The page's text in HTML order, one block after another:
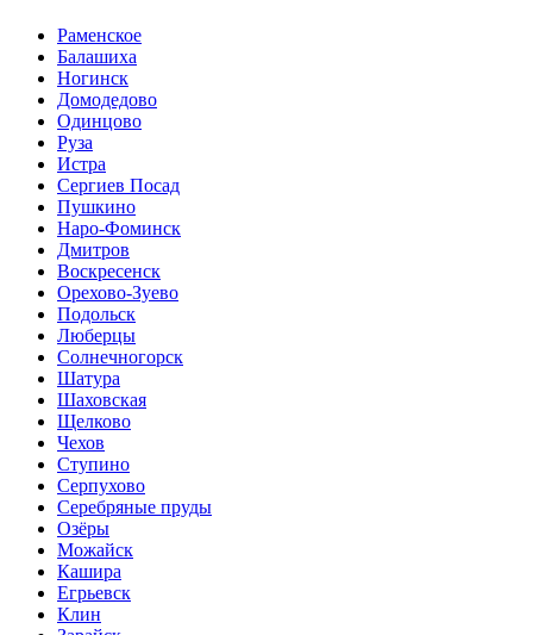
Раменское
Балашиха
Ногинск
Домодедово
Одинцово
Руза
Истра
Сергиев Посад
Пушкино
Наро-Фоминск
Дмитров
Воскресенск
Орехово-Зуево
Подольск
Люберцы
Солнечногорск
Шатура
Шаховская
Щелково
Чехов
Ступино
Серпухово
Серебряные пруды
Озёры
Можайск
Кашира
Егрьевск
Клин